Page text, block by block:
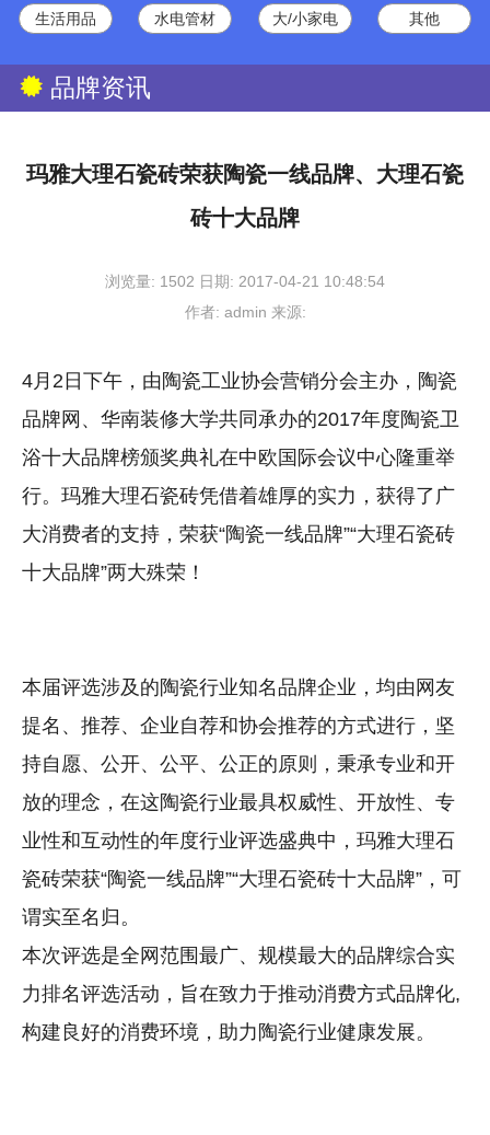
生活用品 水电管材 大/小家电 其他
品牌资讯
玛雅大理石瓷砖荣获陶瓷一线品牌、大理石瓷
砖十大品牌
浏览量: 1502 日期: 2017-04-21 10:48:54
作者: admin 来源:
4月2日下午，由陶瓷工业协会营销分会主办，陶瓷
品牌网、华南装修大学共同承办的2017年度陶瓷卫
浴十大品牌榜颁奖典礼在中欧国际会议中心隆重举
行。玛雅大理石瓷砖凭借着雄厚的实力，获得了广
大消费者的支持，荣获“陶瓷一线品牌”“大理石瓷砖
十大品牌”两大殊荣！
本届评选涉及的陶瓷行业知名品牌企业，均由网友
提名、推荐、企业自荐和协会推荐的方式进行，坚
持自愿、公开、公平、公正的原则，秉承专业和开
放的理念，在这陶瓷行业最具权威性、开放性、专
业性和互动性的年度行业评选盛典中，玛雅大理石
瓷砖荣获“陶瓷一线品牌”“大理石瓷砖十大品牌”，可
谓实至名归。
本次评选是全网范围最广、规模最大的品牌综合实
力排名评选活动，旨在致力于推动消费方式品牌化,
构建良好的消费环境，助力陶瓷行业健康发展。